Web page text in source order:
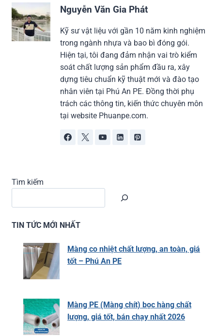
Nguyễn Văn Gia Phát
Kỹ sư vật liệu với gần 10 năm kinh nghiệm
trong ngành nhựa và bao bì đóng gói.
Hiện tại, tôi đang đảm nhận vai trò kiểm
soát chất lượng sản phẩm đầu ra, xây
dựng tiêu chuẩn kỹ thuật mới và đào tạo
nhân viên tại Phú An PE. Đồng thời phụ
trách các thông tin, kiến thức chuyên môn
tại website Phuanpe.com.
Tìm kiếm
TIN TỨC MỚI NHẤT
Màng co nhiệt chất lượng, an toàn, giá
tốt – Phú An PE
Màng PE (Màng chít) bọc hàng chất
lượng, giá tốt, bán chạy nhất 2026